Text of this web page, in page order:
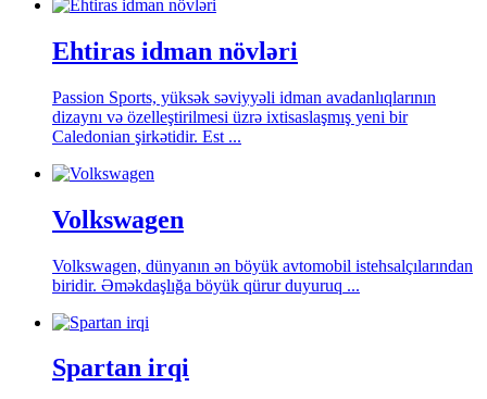
Ehtiras idman növləri
Passion Sports, yüksək səviyyəli idman avadanlıqlarının
dizaynı və özelleştirilmesi üzrə ixtisaslaşmış yeni bir
Caledonian şirkətidir. Est ...
Volkswagen
Volkswagen, dünyanın ən böyük avtomobil istehsalçılarından
biridir. Əməkdaşlığa böyük qürur duyuruq ...
Spartan irqi